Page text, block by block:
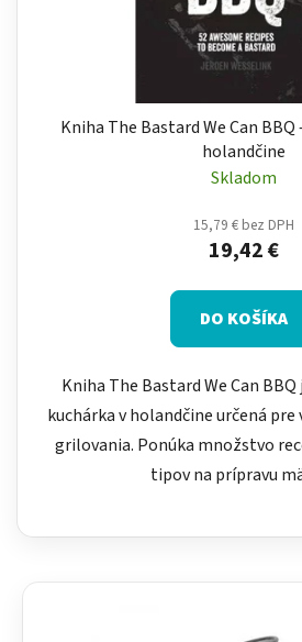
Kniha The Bastard We Can BBQ
holandčine
Skladom
15,79 € bez DPH
19,42 €
DO KOŠÍKA
Kniha The Bastard We Can
kuchárka v holandčine určená
grilovania. Ponúka množstvo
tipov na prípravu